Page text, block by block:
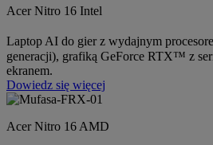
Acer Nitro 16 Intel
Laptop AI do gier z wydajnym
generacji), grafiką GeForce RTX™ z
ekranem.
Dowiedz się więcej
Acer Nitro 16 AMD